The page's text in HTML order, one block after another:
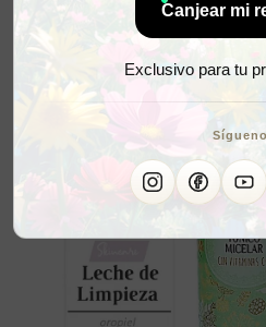
Canjear mi
Exclusivo para tu